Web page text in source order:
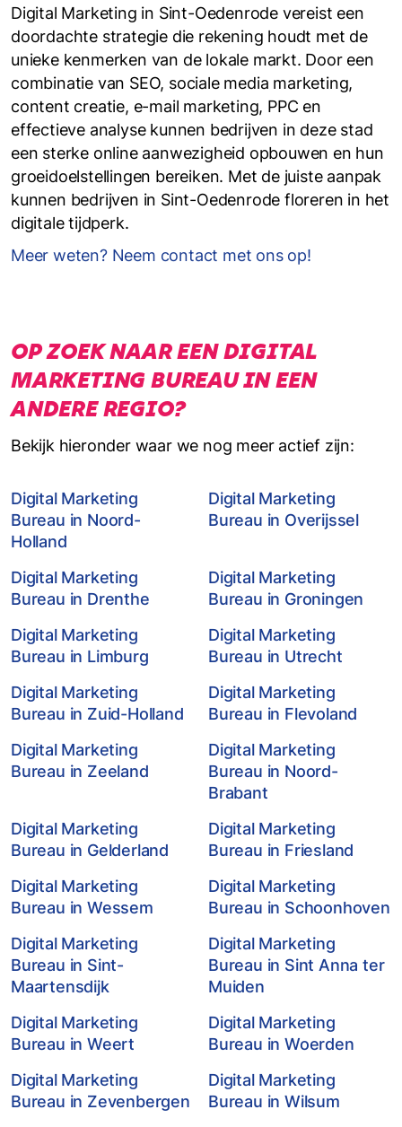
Digital Marketing in Sint-Oedenrode vereist een
doordachte strategie die rekening houdt met de
unieke kenmerken van de lokale markt. Door een
combinatie van SEO, sociale media marketing,
content creatie, e-mail marketing, PPC en
effectieve analyse kunnen bedrijven in deze stad
een sterke online aanwezigheid opbouwen en hun
groeidoelstellingen bereiken. Met de juiste aanpak
kunnen bedrijven in Sint-Oedenrode floreren in het
digitale tijdperk.
Meer weten? Neem contact met ons op!
OP ZOEK NAAR EEN DIGITAL
MARKETING BUREAU IN EEN
ANDERE REGIO?
Bekijk hieronder waar we nog meer actief zijn:
Digital Marketing
Bureau in Noord-
Holland
Digital Marketing
Bureau in Overijssel
Digital Marketing
Bureau in Drenthe
Digital Marketing
Bureau in Groningen
Digital Marketing
Bureau in Limburg
Digital Marketing
Bureau in Utrecht
Digital Marketing
Bureau in Zuid-Holland
Digital Marketing
Bureau in Flevoland
Digital Marketing
Bureau in Zeeland
Digital Marketing
Bureau in Noord-
Brabant
Digital Marketing
Bureau in Gelderland
Digital Marketing
Bureau in Friesland
Digital Marketing
Bureau in Wessem
Digital Marketing
Bureau in Schoonhoven
Digital Marketing
Bureau in Sint-
Maartensdijk
Digital Marketing
Bureau in Sint Anna ter
Muiden
Digital Marketing
Bureau in Weert
Digital Marketing
Bureau in Woerden
Digital Marketing
Bureau in Zevenbergen
Digital Marketing
Bureau in Wilsum